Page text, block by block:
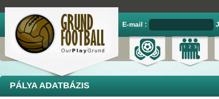
E-mail :
PÁLYA ADATBÁZIS